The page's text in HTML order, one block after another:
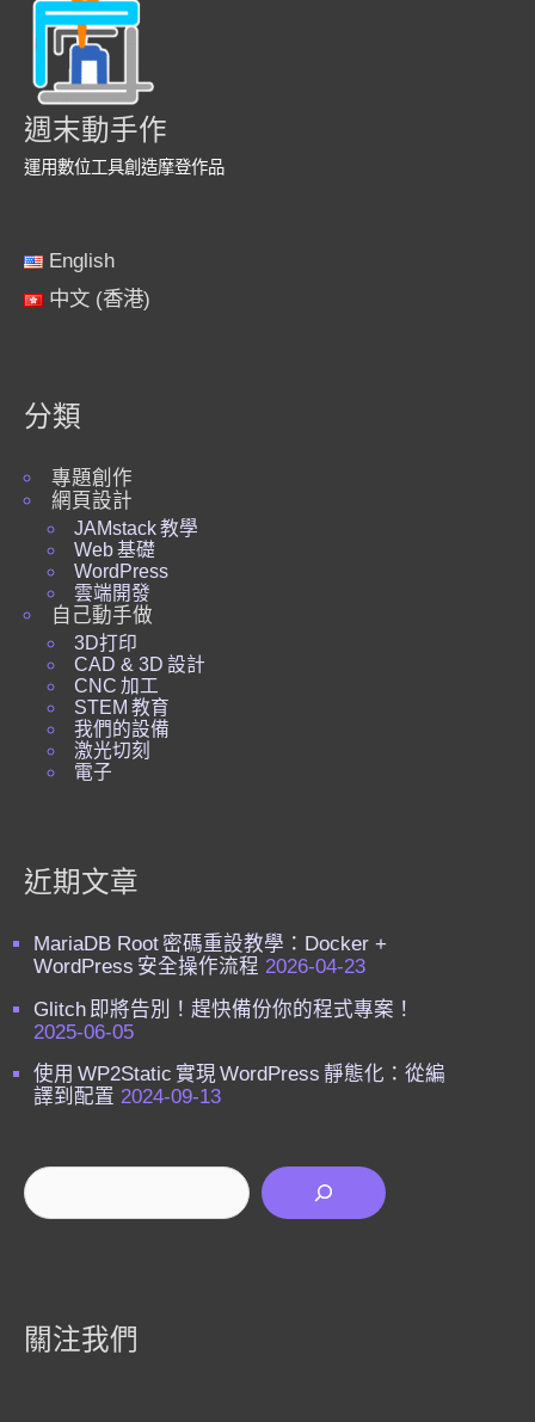
週末動手作
運用數位工具創造摩登作品
English
中文 (香港)
分類
專題創作
網頁設計
JAMstack 教學
Web 基礎
WordPress
雲端開發
自己動手做
3D打印
CAD & 3D 設計
CNC 加工
STEM 教育
我們的設備
激光切刻
電子
近期文章
MariaDB Root 密碼重設教學：Docker +
WordPress 安全操作流程 2026-04-23
Glitch 即將告別！趕快備份你的程式專案！
2025-06-05
使用 WP2Static 實現 WordPress 靜態化：從編
譯到配置 2024-09-13
搜尋
關注我們